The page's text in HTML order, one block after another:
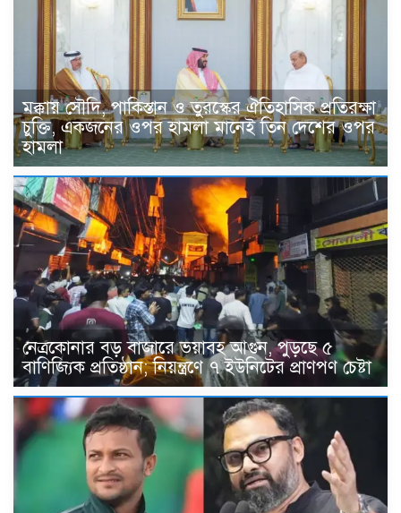
মক্কায় সৌদি, পাকিস্তান ও তুরস্কের ঐতিহাসিক প্রতিরক্ষা
চুক্তি, একজনের ওপর হামলা মানেই তিন দেশের ওপর
হামলা
নেত্রকোনার বড় বাজারে ভয়াবহ আগুন, পুড়ছে ৫
বাণিজ্যিক প্রতিষ্ঠান; নিয়ন্ত্রণে ৭ ইউনিটের প্রাণপণ চেষ্টা